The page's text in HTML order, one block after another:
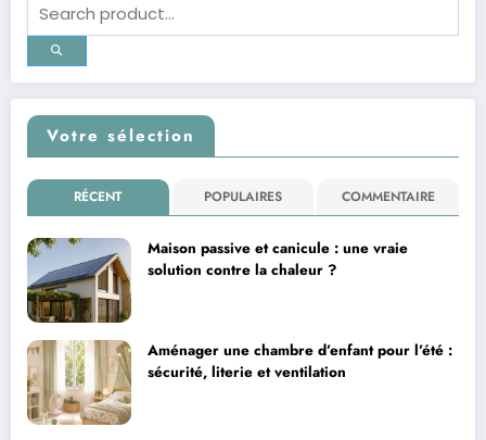
Votre sélection
RÉCENT POPULAIRES COMMENTAIRE
Maison passive et canicule : une vraie
solution contre la chaleur ?
Aménager une chambre d’enfant pour l’été :
sécurité, literie et ventilation